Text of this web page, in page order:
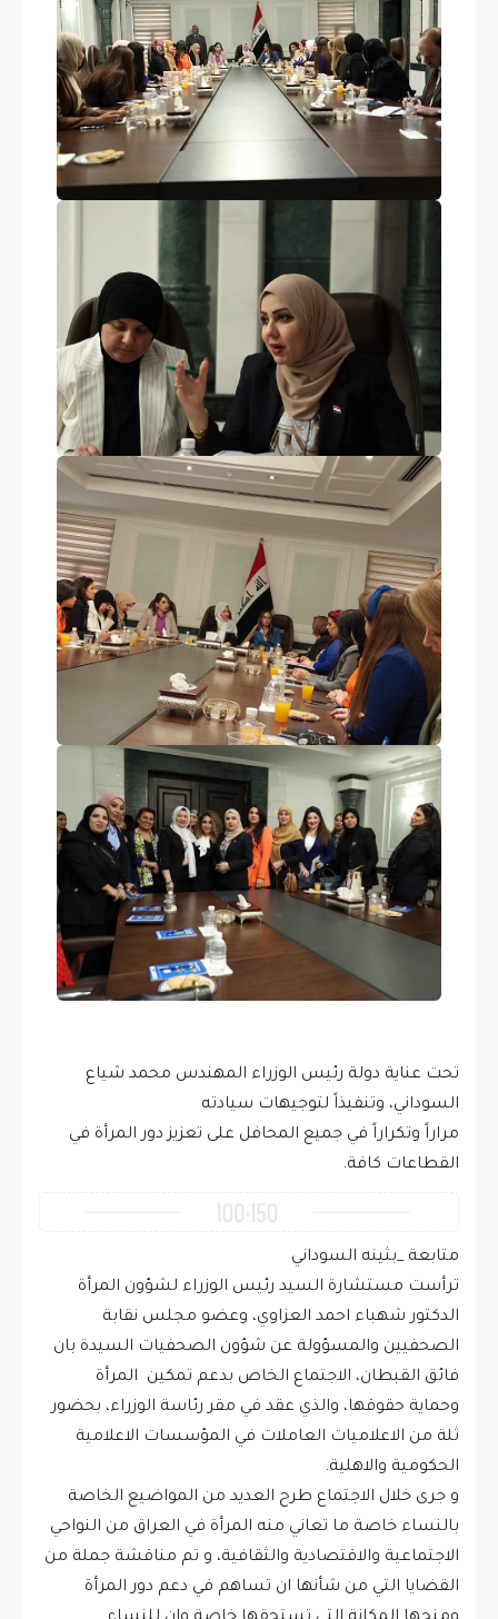
تحت عناية دولة رئيس الوزراء المهندس محمد شياع
السوداني، وتنفيذاً لتوجيهات سيادته
مراراً وتكراراً في جميع المحافل على تعزيز دور المرأة في
القطاعات كافة.
متابعة _بثينه السوداني
ترأست مستشارة السيد رئيس الوزراء لشؤون المرأة
الدكتور شهباء احمد العزاوي، وعضو مجلس نقابة
الصحفيين والمسؤولة عن شؤون الصحفيات السيدة بان
فائق القبطان، الاجتماع الخاص بدعم تمكين المرأة
وحماية حقوقها، والذي عقد في مقر رئاسة الوزراء، بحضور
ثلة من الاعلاميات العاملات في المؤسسات الاعلامية
الحكومية والاهلية.
و جرى خلال الاجتماع طرح العديد من المواضيع الخاصة
بالنساء خاصة ما تعاني منه المرأة في العراق من النواحي
الاجتماعية والاقتصادية والثقافية، و تم مناقشة جملة من
القضايا التي من شأنها ان تساهم في دعم دور المرأة